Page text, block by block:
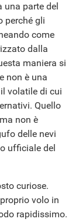
parte del
perché gli
come
dalla
maniera si
non è una
volatile di cui
Quello
non è
delle nevi
ufficiale del
curiose.
volo in
rapidissimo.